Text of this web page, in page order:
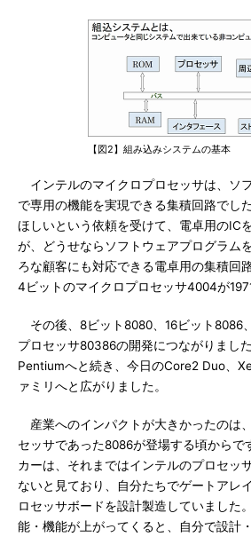
【図2】組み込みシステムの基本
インテルのマイクロプロセッサは、ソ
で専用の機能を実現できる集積回路でし
ほしいという依頼を受けて、電卓用のIC
が、どうせならソフトウェアプログラム
ろな顧客にも対応できる電卓用の集積回
4ビットのマイクロプロセッサ4004が
その後、8ビット8080、16ビット8086
プロセッサ80386の開発につながりまし
Pentiumへと続き、今日のCore2 Duo、
ァミリへと広がりました。
産業へのインパクトが大きかったのは
セッサであった8086が登場する頃からで
カーは、それまではインテルのプロセッ
ないと見ており、自分たちでゲートアレ
ロセッサボードを設計製造していました
能・機能が上がってくると、自分で設計